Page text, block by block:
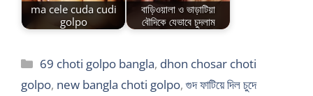
ma cele cuda cudi
golpo
বাড়িওয়ালা ও ভাড়াটিয়া
বৌদিকে যেভাবে চুদলাম
Categories
69 choti golpo bangla, dhon chosar choti
golpo, new bangla choti golpo, গুদ ফাটিয়ে দিল চুদে